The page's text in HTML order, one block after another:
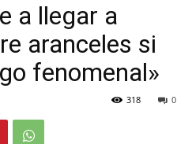
a llegar a
aranceles si
fenomenal»
0
318